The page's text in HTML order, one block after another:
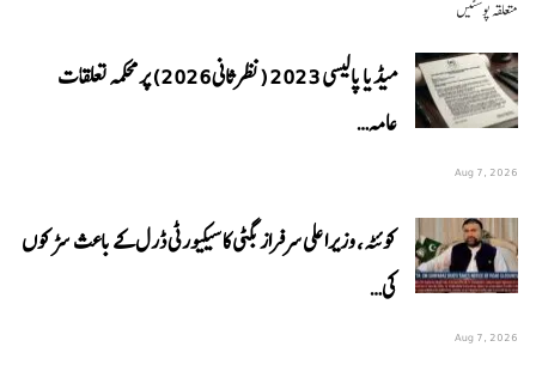
متعلقہ پوسٹیں
میڈیا پالیسی 2023 (نظرثانی 2026) پر محکمہ تعلقات
عامہ…
Aug 7, 2026
کوئٹہ، وزیراعلی سرفراز بگٹی کا سیکیورٹی ڈرل کے باعث سڑکوں
کی…
Aug 7, 2026